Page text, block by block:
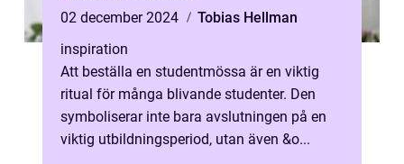
02 december 2024
Tobias Hellman
inspiration
Att beställa en studentmössa är en viktig
ritual för många blivande studenter. Den
symboliserar inte bara avslutningen på en
viktig utbildningsperiod, utan även &o...